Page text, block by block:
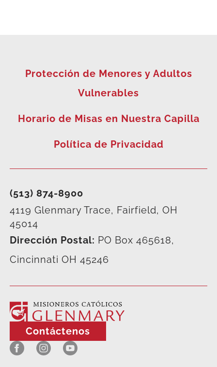
Contáctenos
(513) 874-8900
4119 Glenmary Trace, Fairfield, OH
45014
Dirección Postal: PO Box 465618,
Cincinnati OH 45246
Protección de Menores y Adultos
Vulnerables
Horario de Misas en Nuestra Capilla
Política de Privacidad